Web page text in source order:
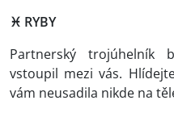
♓ RYBY
Partnerský trojúhelník
vstoupil mezi vás.
vám neusadila nikde na